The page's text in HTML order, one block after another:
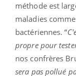
méthode est
maladies
bactériennes. “
propre pour
nos confrères
sera pas pollué